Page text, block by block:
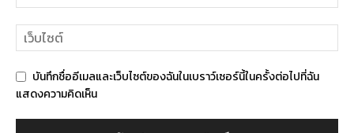
บันทึกชื่ออีเมลและเว็บไซต์ของฉันในเบราว์เซอร์นี้ในครั้งต่อไปที่ฉัน
แสดงความคิดเห็น